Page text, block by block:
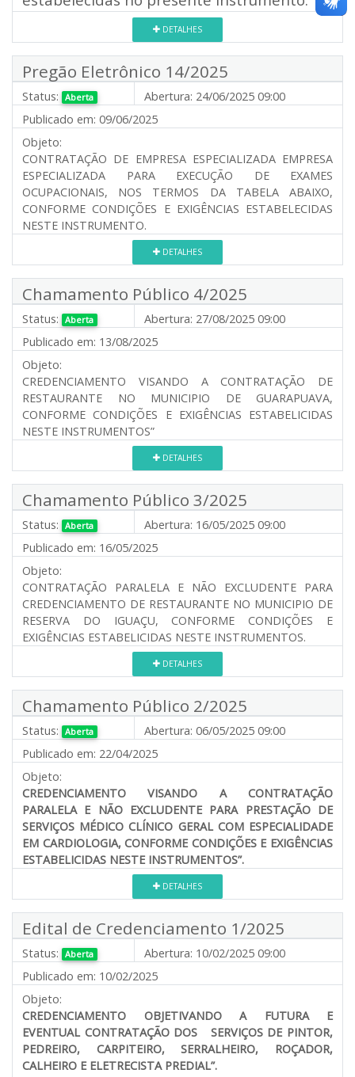
DETALHES
Pregão Eletrônico 14/2025
Status: Aberta Abertura: 24/06/2025 09:00
Publicado em: 09/06/2025
Objeto:
CONTRATAÇÃO DE EMPRESA ESPECIALIZADA EMPRESA
ESPECIALIZADA PARA EXECUÇÃO DE EXAMES
OCUPACIONAIS, NOS TERMOS DA TABELA ABAIXO,
CONFORME CONDIÇÕES E EXIGÊNCIAS ESTABELECIDAS
NESTE INSTRUMENTO.
DETALHES
Chamamento Público 4/2025
Status: Aberta Abertura: 27/08/2025 09:00
Publicado em: 13/08/2025
Objeto:
CREDENCIAMENTO VISANDO A CONTRATAÇÃO DE
RESTAURANTE NO MUNICIPIO DE GUARAPUAVA,
CONFORME CONDIÇÕES E EXIGÊNCIAS ESTABELICIDAS
NESTE INSTRUMENTOS”
DETALHES
Chamamento Público 3/2025
Status: Aberta Abertura: 16/05/2025 09:00
Publicado em: 16/05/2025
Objeto:
CONTRATAÇÃO PARALELA E NÃO EXCLUDENTE PARA
CREDENCIAMENTO DE RESTAURANTE NO MUNICIPIO DE
RESERVA DO IGUAÇU, CONFORME CONDIÇÕES E
EXIGÊNCIAS ESTABELICIDAS NESTE INSTRUMENTOS.
DETALHES
Chamamento Público 2/2025
Status: Aberta Abertura: 06/05/2025 09:00
Publicado em: 22/04/2025
Objeto:
CREDENCIAMENTO VISANDO A CONTRATAÇÃO
PARALELA E NÃO EXCLUDENTE PARA PRESTAÇÃO DE
SERVIÇOS MÉDICO CLÍNICO GERAL COM ESPECIALIDADE
EM CARDIOLOGIA, CONFORME CONDIÇÕES E EXIGÊNCIAS
ESTABELICIDAS NESTE INSTRUMENTOS”.
DETALHES
Edital de Credenciamento 1/2025
Status: Aberta Abertura: 10/02/2025 09:00
Publicado em: 10/02/2025
Objeto:
CREDENCIAMENTO OBJETIVANDO A FUTURA E
EVENTUAL CONTRATAÇÃO DOS SERVIÇOS DE PINTOR,
PEDREIRO, CARPITEIRO, SERRALHEIRO, ROÇADOR,
CALHEIRO E ELETRECISTA PREDIAL”.